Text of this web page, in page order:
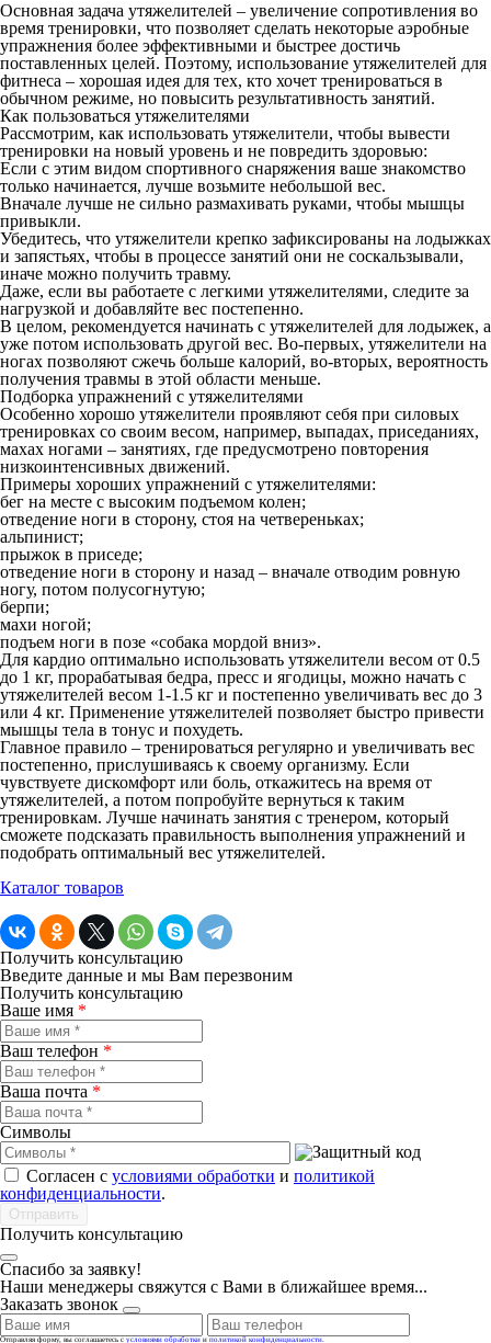
Основная задача утяжелителей – увеличение сопротивления во
время тренировки, что позволяет сделать некоторые аэробные
упражнения более эффективными и быстрее достичь
поставленных целей. Поэтому, использование утяжелителей для
фитнеса – хорошая идея для тех, кто хочет тренироваться в
обычном режиме, но повысить результативность занятий.
Как пользоваться утяжелителями
Рассмотрим, как использовать утяжелители, чтобы вывести
тренировки на новый уровень и не повредить здоровью:
Если с этим видом спортивного снаряжения ваше знакомство
только начинается, лучше возьмите небольшой вес.
Вначале лучше не сильно размахивать руками, чтобы мышцы
привыкли.
Убедитесь, что утяжелители крепко зафиксированы на лодыжках
и запястьях, чтобы в процессе занятий они не соскальзывали,
иначе можно получить травму.
Даже, если вы работаете с легкими утяжелителями, следите за
нагрузкой и добавляйте вес постепенно.
В целом, рекомендуется начинать с утяжелителей для лодыжек, а
уже потом использовать другой вес. Во-первых, утяжелители на
ногах позволяют сжечь больше калорий, во-вторых, вероятность
получения травмы в этой области меньше.
Подборка упражнений с утяжелителями
Особенно хорошо утяжелители проявляют себя при силовых
тренировках со своим весом, например, выпадах, приседаниях,
махах ногами – занятиях, где предусмотрено повторения
низкоинтенсивных движений.
Примеры хороших упражнений с утяжелителями:
бег на месте с высоким подъемом колен;
отведение ноги в сторону, стоя на четвереньках;
альпинист;
прыжок в приседе;
отведение ноги в сторону и назад – вначале отводим ровную
ногу, потом полусогнутую;
берпи;
махи ногой;
подъем ноги в позе «собака мордой вниз».
Для кардио оптимально использовать утяжелители весом от 0.5
до 1 кг, прорабатывая бедра, пресс и ягодицы, можно начать с
утяжелителей весом 1-1.5 кг и постепенно увеличивать вес до 3
или 4 кг. Применение утяжелителей позволяет быстро привести
мышцы тела в тонус и похудеть.
Главное правило – тренироваться регулярно и увеличивать вес
постепенно, прислушиваясь к своему организму. Если
чувствуете дискомфорт или боль, откажитесь на время от
утяжелителей, а потом попробуйте вернуться к таким
тренировкам. Лучше начинать занятия с тренером, который
сможете подсказать правильность выполнения упражнений и
подобрать оптимальный вес утяжелителей.
Каталог товаров
Получить консультацию
Введите данные и мы Вам перезвоним
Получить консультацию
Ваше имя *
Ваш телефон *
Ваша почта *
Символы
Согласен с условиями обработки и политикой
конфиденциальности.
Получить консультацию
Спасибо за заявку!
Наши менеджеры свяжутся с Вами в ближайшее время...
Заказать звонок
Отправляя форму, вы соглашаетесь с условиями обработки и политикой конфиденциальности.